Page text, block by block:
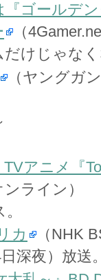
『ゴールデ
（
けじゃな
（ヤングガ
アニメ『
ンライン）
カ
（NHK
深夜）放送